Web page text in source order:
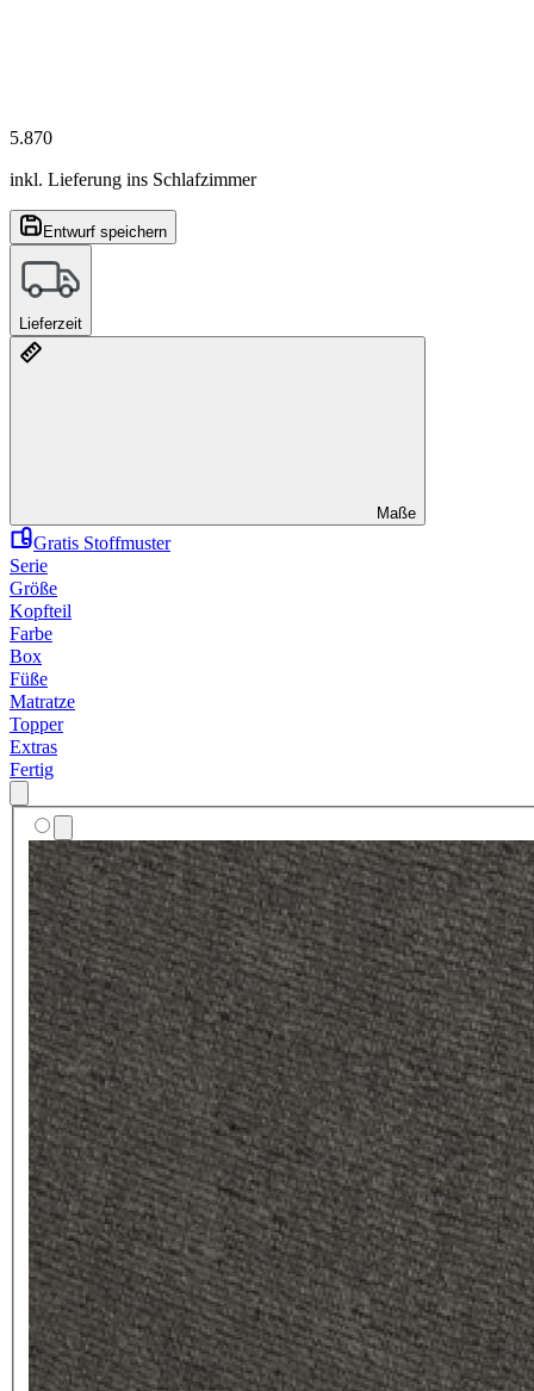
5.870
inkl. Lieferung ins Schlafzimmer
Entwurf speichern
Lieferzeit
Maße
Gratis Stoffmuster
Serie
Größe
Kopfteil
Farbe
Box
Füße
Matratze
Topper
Extras
Fertig